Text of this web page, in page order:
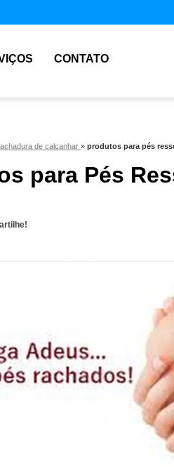
CONTATO
de calcanhar » produtos para pés
para Pés